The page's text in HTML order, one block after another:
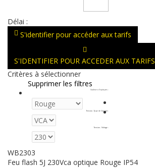
Délai :
S'identifier pour accéder aux tarifs
S'IDENTIFIER POUR ACCEDER AUX TARIFS
Critères à sélectionner
Supprimer les filtres
Couleurs d'optiques :
Tension - Type de Courant :
Tension - Voltage :
WB2303
Feu flash 5J 230Vca optique Rouge IP54